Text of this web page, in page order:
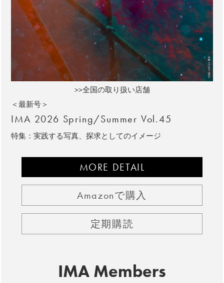
>>全国の取り扱い店舗
＜最新号＞
IMA 2026 Spring/Summer Vol.45
特集：実践する写真、探求としてのイメージ
MORE DETAIL
Amazonで購入
定期購読
IMA Members